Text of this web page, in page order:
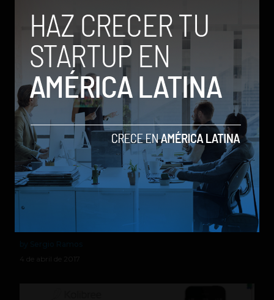
recomiende películas
by Stiven Cartagena
26 de abril de 2017
Microsoft lanza Sprinkles, una nueva app de selfies
divertidas con inteligencia artificial
4 de abril de 2017